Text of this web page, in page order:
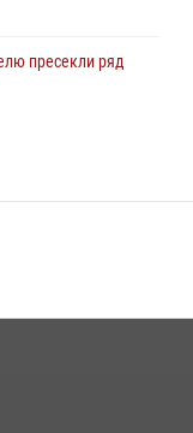
пресекли ряд
ряд